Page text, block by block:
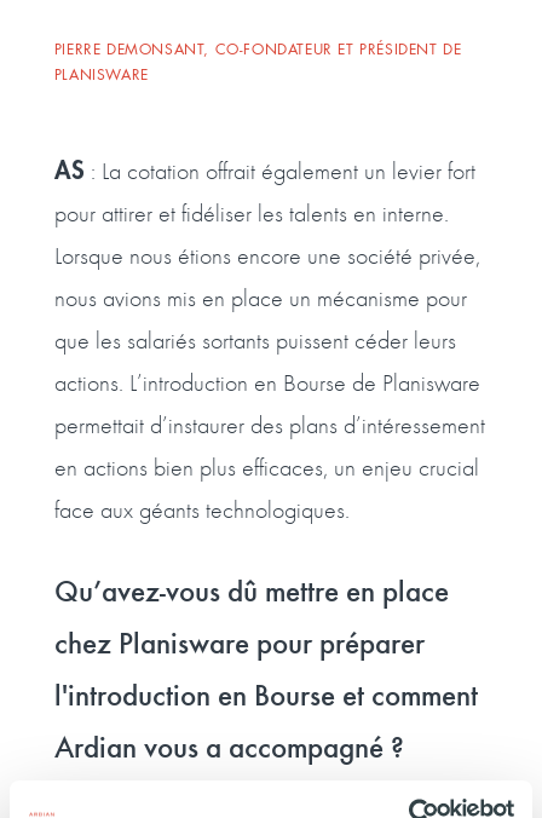
PIERRE DEMONSANT, CO-FONDATEUR ET PRÉSIDENT DE
PLANISWARE
AS : La cotation offrait également un levier fort
pour attirer et fidéliser les talents en interne.
Lorsque nous étions encore une société privée,
nous avions mis en place un mécanisme pour
que les salariés sortants puissent céder leurs
actions. L’introduction en Bourse de Planisware
permettait d’instaurer des plans d’intéressement
en actions bien plus efficaces, un enjeu crucial
face aux géants technologiques.
Qu’avez-vous dû mettre en place
chez Planisware pour préparer
l'introduction en Bourse et comment
Ardian vous a accompagné ?